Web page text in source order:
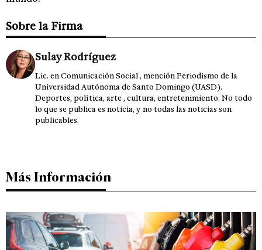
Sobre la Firma
Sulay Rodríguez
Lic. en Comunicación Social , mención Periodismo de la
Universidad Autónoma de Santo Domingo (UASD).
Deportes, política, arte , cultura, entretenimiento. No todo
lo que se publica es noticia, y no todas las noticias son
publicables.
Más Información